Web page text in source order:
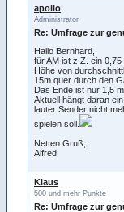
apollo
Administrator
Re: Umfrage zur
Hallo Bernhard,
für AM ist z.Z. ein
Höhe von
15m quer durch den
Das Ende ist nur 1,5
Aktuell hängt daran
lauter Sender nicht
spielen soll.
Netten Gruß,
Alfred
Klaus
500 und mehr Punkte
Re: Umfrage zur